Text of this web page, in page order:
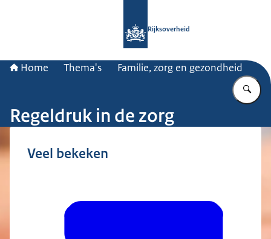
Rijksoverheid
Home Thema's Familie, zorg en gezondheid
Regeldruk in de zorg
Veel bekeken